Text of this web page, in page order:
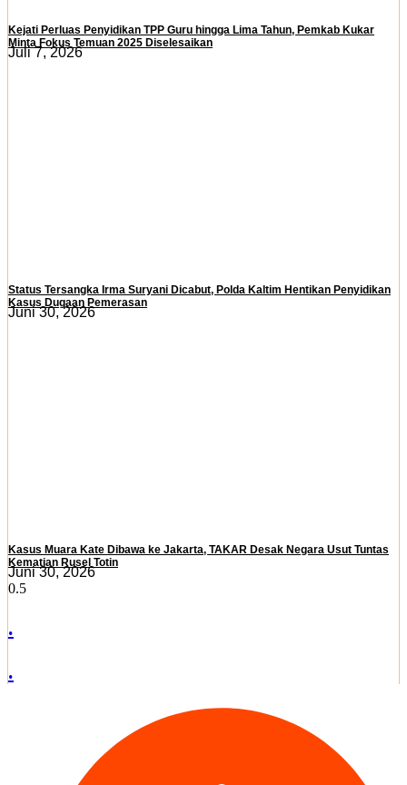
Kejati Perluas Penyidikan TPP Guru hingga Lima Tahun, Pemkab Kukar
Minta Fokus Temuan 2025 Diselesaikan
Juli 7, 2026
Status Tersangka Irma Suryani Dicabut, Polda Kaltim Hentikan Penyidikan
Kasus Dugaan Pemerasan
Juni 30, 2026
Kasus Muara Kate Dibawa ke Jakarta, TAKAR Desak Negara Usut Tuntas
Kematian Rusel Totin
Juni 30, 2026
.
.